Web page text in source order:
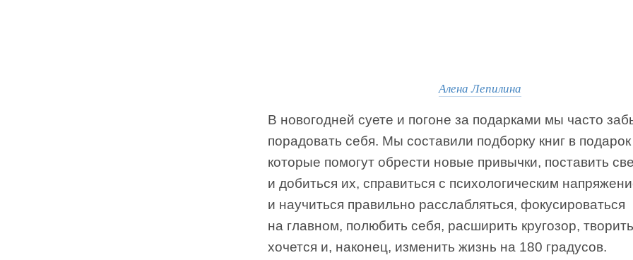
Алена Лепилина
В новогодней суете и погоне за подарками мы часто
порадовать себя. Мы составили подборку книг в
которые помогут обрести новые привычки, поставить
и добиться их, справиться с психологическим
и научиться правильно расслабляться, фокусироваться
на главном, полюбить себя, расширить кругозор,
хочется и, наконец, изменить жизнь на 180 градусов.